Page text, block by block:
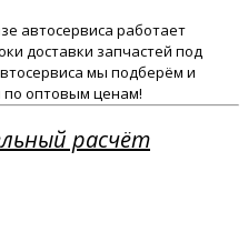
автосервиса работает
доставки запчастей под
мы подберём и
по оптовым ценам!
расчёт